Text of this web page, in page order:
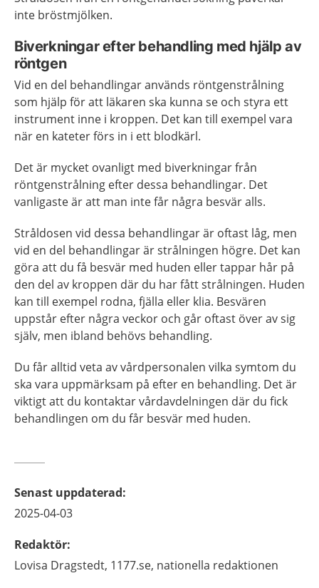
inte bröstmjölken.
Biverkningar efter behandling med hjälp av
röntgen
Vid en del behandlingar används röntgenstrålning
som hjälp för att läkaren ska kunna se och styra ett
instrument inne i kroppen. Det kan till exempel vara
när en kateter förs in i ett blodkärl.
Det är mycket ovanligt med biverkningar från
röntgenstrålning efter dessa behandlingar. Det
vanligaste är att man inte får några besvär alls.
Stråldosen vid dessa behandlingar är oftast låg, men
vid en del behandlingar är strålningen högre. Det kan
göra att du få besvär med huden eller tappar hår på
den del av kroppen där du har fått strålningen. Huden
kan till exempel rodna, fjälla eller klia. Besvären
uppstår efter några veckor och går oftast över av sig
själv, men ibland behövs behandling.
Du får alltid veta av vårdpersonalen vilka symtom du
ska vara uppmärksam på efter en behandling. Det är
viktigt att du kontaktar vårdavdelningen där du fick
behandlingen om du får besvär med huden.
Senast uppdaterad:
2025-04-03
Redaktör:
Lovisa Dragstedt, 1177.se, nationella redaktionen